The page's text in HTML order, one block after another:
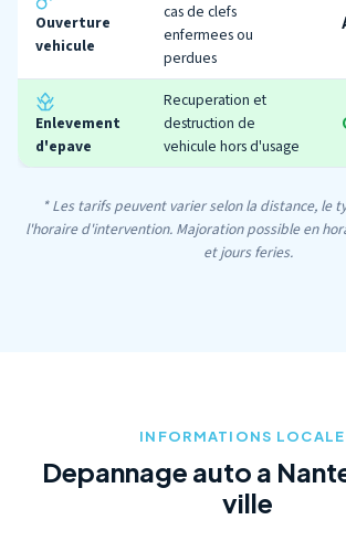
Ouverture
vehicule
cas de clefs
enfermees ou
perdues
Enlevement
d'epave
Recuperation et
destruction de
vehicule hors d'usage
* Les tarifs peuvent varier selon la distance, le
l'horaire d'intervention. Majoration possible en
et jours feries.
INFORMATIONS
Depannage auto a
ville